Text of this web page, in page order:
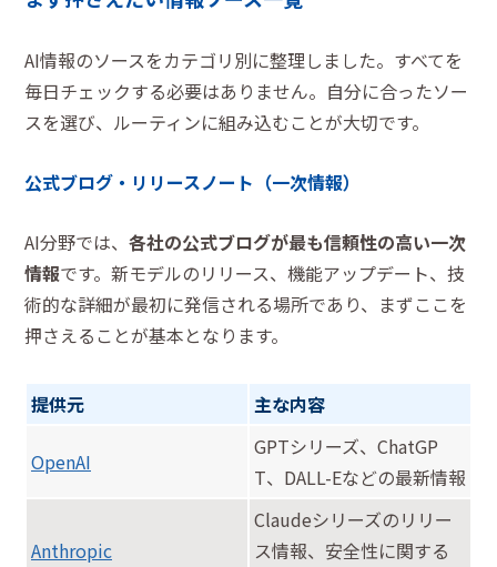
AI情報のソースをカテゴリ別に整理しました。すべてを
毎日チェックする必要はありません。自分に合ったソー
スを選び、ルーティンに組み込むことが大切です。
公式ブログ・リリースノート（一次情報）
AI分野では、 各社の公式ブログが最も信頼性の高い一次
情報です。新モデルのリリース、機能アップデート、技
術的な詳細が最初に発信される場所であり、まずここを
押さえることが基本となります。
提供元 主な内容
OpenAI
GPTシリーズ、ChatGP
T、DALL-Eなどの最新情報
Anthropic
Claudeシリーズのリリー
ス情報、安全性に関する